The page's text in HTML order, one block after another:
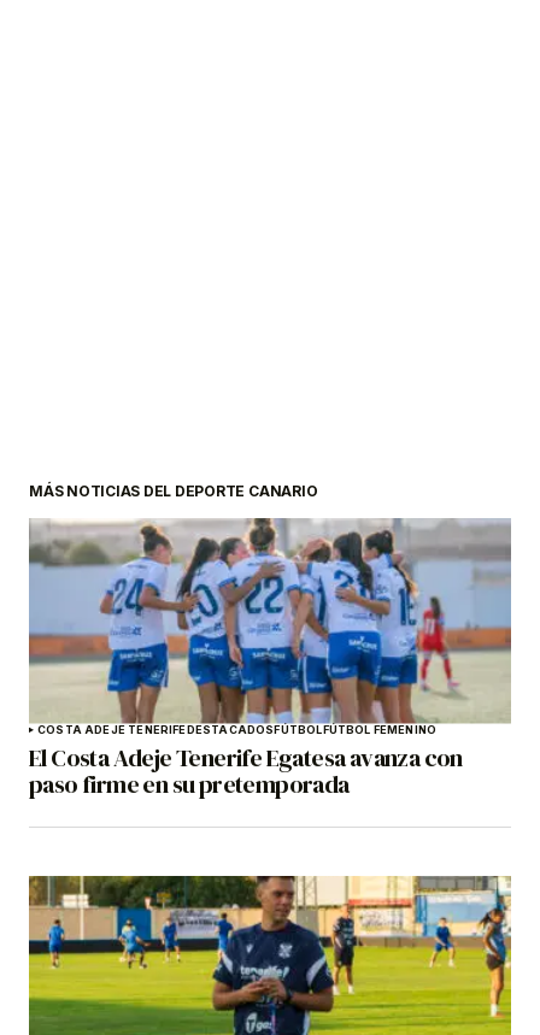
MÁS NOTICIAS DEL DEPORTE CANARIO
COSTA ADEJE TENERIFEDESTACADOSFÚTBOLFÚTBOL FEMENINO
El Costa Adeje Tenerife Egatesa avanza con
paso firme en su pretemporada